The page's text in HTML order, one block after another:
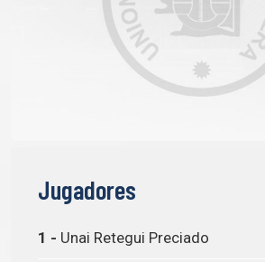
Jugadores
1 - Unai Retegui Preciado